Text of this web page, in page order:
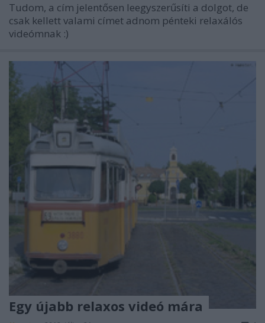
Tudom, a cím jelentősen leegyszerűsíti a dolgot, de
csak kellett valami címet adnom pénteki relaxálós
videómnak :)
Egy újabb relaxos videó mára